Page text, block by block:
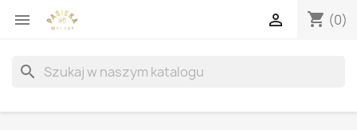
 shopping_cart (0)

search